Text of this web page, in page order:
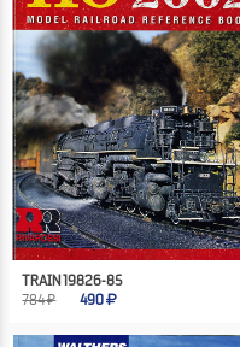
TRAIN 19826-85
784 ₽
490